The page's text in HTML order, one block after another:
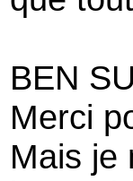
BEN
Merci
Mais je